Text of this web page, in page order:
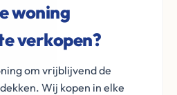
woning
verkopen?
om vrijblijvend de
Wij kopen in elke